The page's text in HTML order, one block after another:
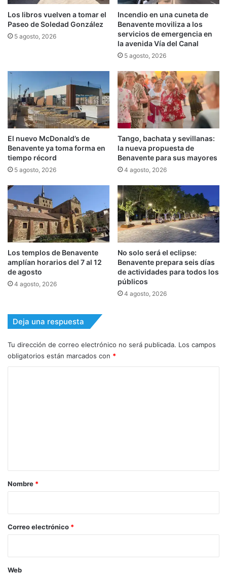
Los libros vuelven a tomar el
Paseo de Soledad González
5 agosto, 2026
Incendio en una cuneta de
Benavente moviliza a los
servicios de emergencia en
la avenida Vía del Canal
5 agosto, 2026
El nuevo McDonald’s de
Benavente ya toma forma en
tiempo récord
5 agosto, 2026
Tango, bachata y sevillanas:
la nueva propuesta de
Benavente para sus mayores
4 agosto, 2026
Los templos de Benavente
amplían horarios del 7 al 12
de agosto
4 agosto, 2026
No solo será el eclipse:
Benavente prepara seis días
de actividades para todos los
públicos
4 agosto, 2026
Deja una respuesta
Tu dirección de correo electrónico no será publicada. Los campos
obligatorios están marcados con *
r
*
Nombre *
Correo electrónico *
Web